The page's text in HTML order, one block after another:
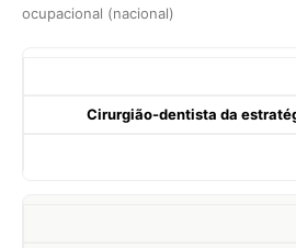
ocupacional (nacional)
Cirurgião-dentista da